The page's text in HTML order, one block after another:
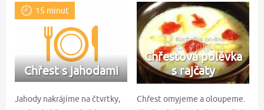
15 minut
Chřest s jahodami
Jahody nakrájíme na čtvrtky,
Chřestová polévka
s rajčaty
Chřest omyjeme a oloupeme.